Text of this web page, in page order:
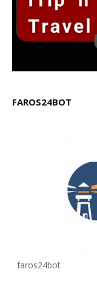
FAROS24BOT
faros24bot